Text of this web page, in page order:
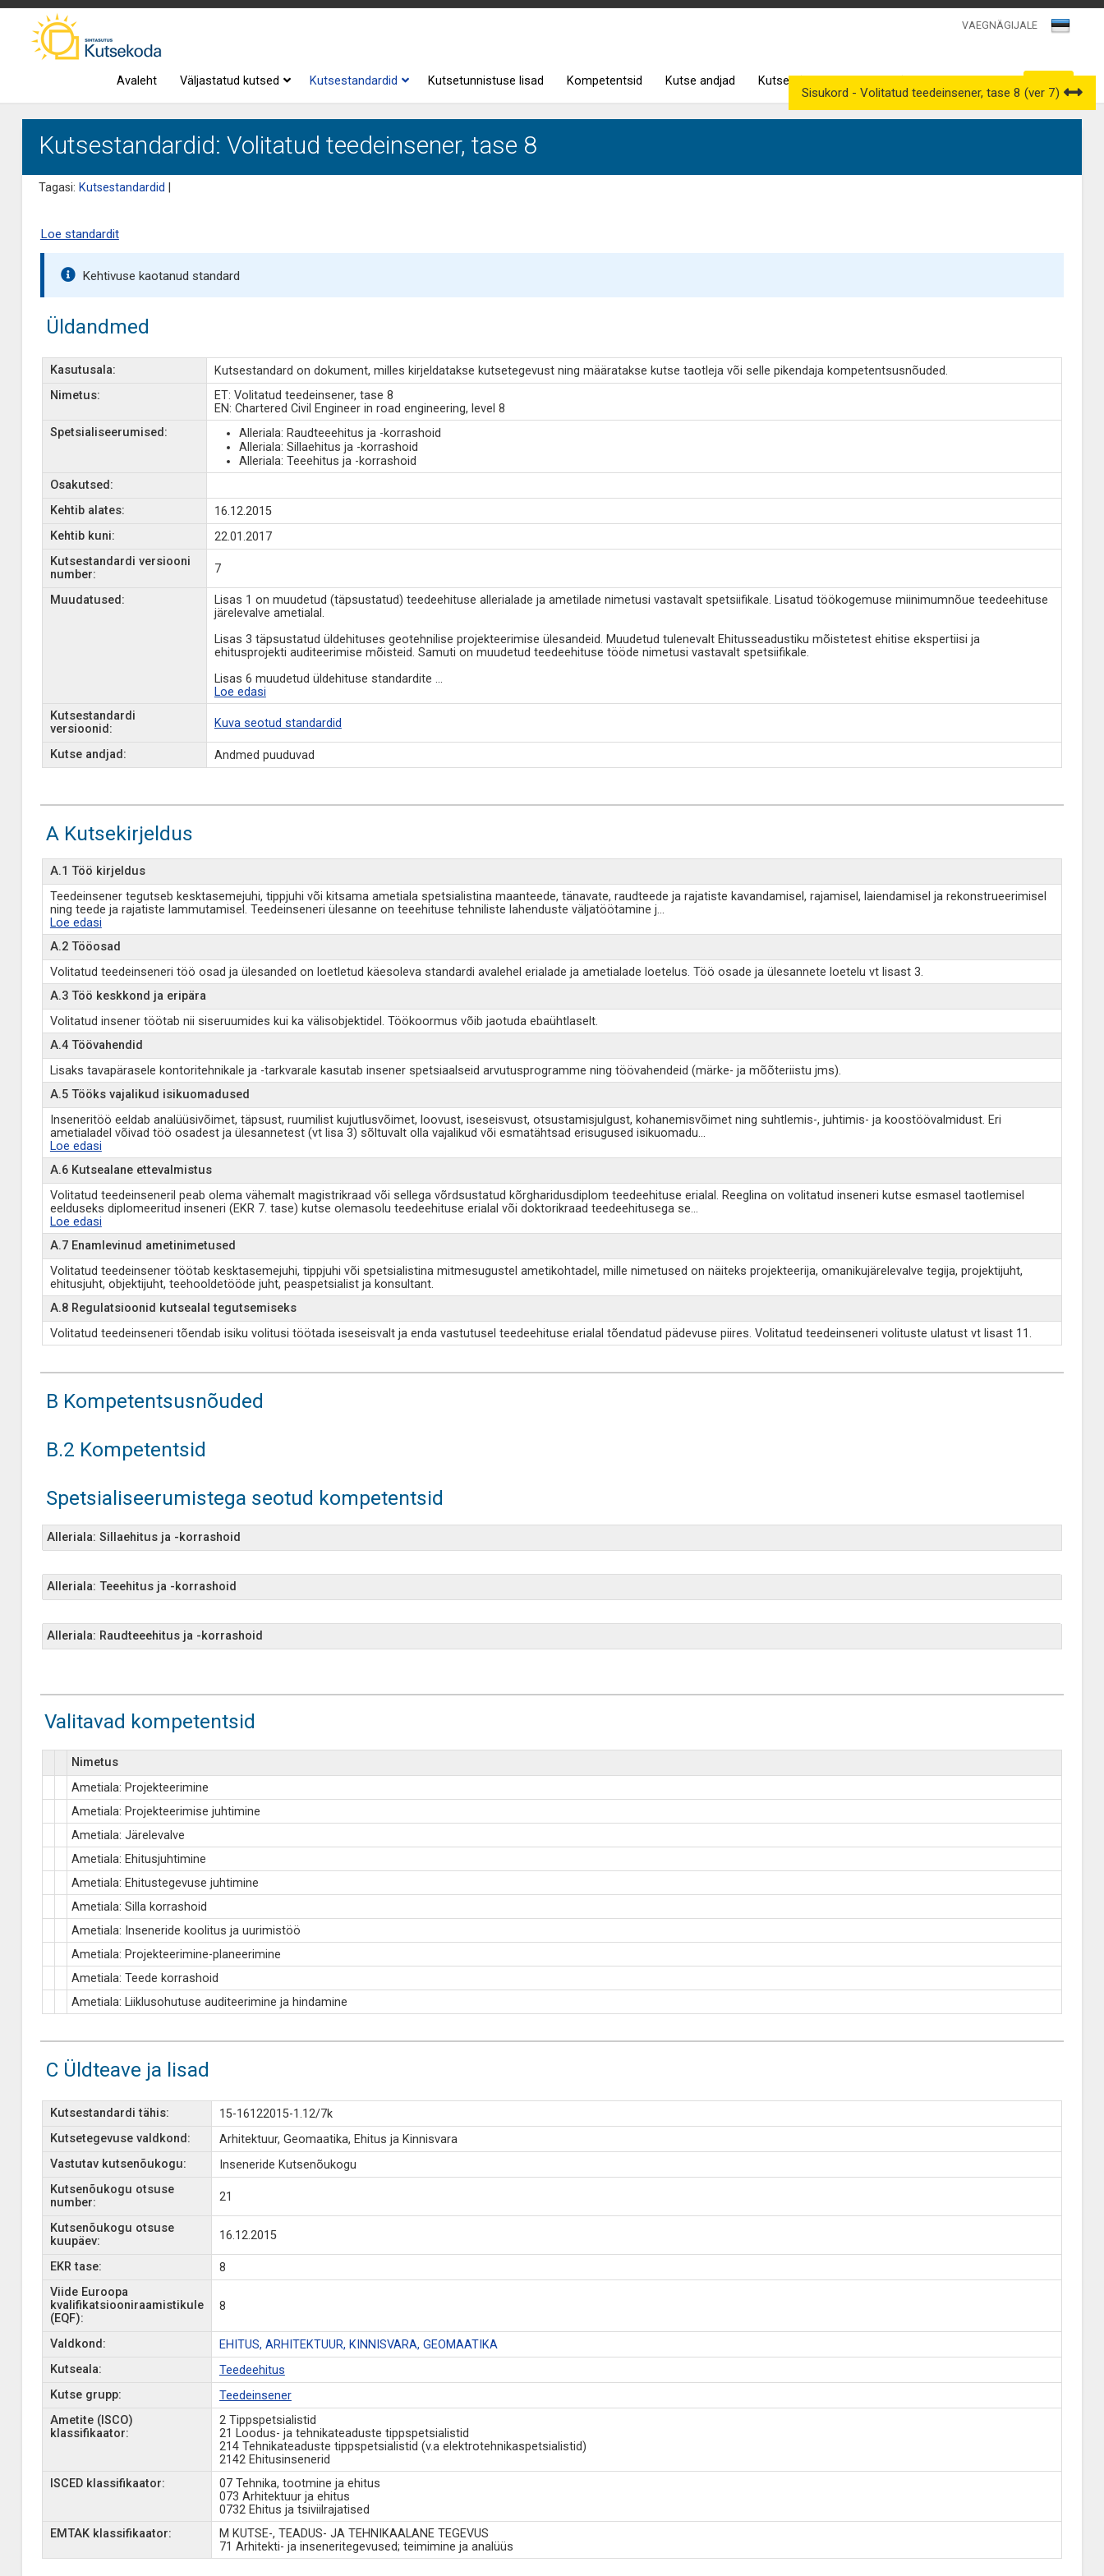
VAEGNÄGIJALE
Avaleht Väljastatud kutsed Kutsestandardid Kutsetunnistuse lisad Kompetentsid Kutse andjad Kutsenõukogud
Kutsestandardid: Volitatud teedeinsener, tase 8
Tagasi: Kutsestandardid
Sisukord - Volitatud teedeinsener, tase 8 (ver 7)
Loe standardit
Kehtivuse kaotanud standard
Üldandmed
Kasutusala:
Kutsestandard on dokument, milles kirjeldatakse kutsetegevust ning määratakse kutse taotleja või selle pikendaja kompetentsusnõuded.
Nimetus:
ET: Volitatud teedeinsener, tase 8
EN: Chartered Civil Engineer in road engineering, level 8
Spetsialiseerumised:
Alleriala: Raudteeehitus ja -korrashoid
Alleriala: Sillaehitus ja -korrashoid
Alleriala: Teeehitus ja -korrashoid
Osakutsed:
Kehtib alates:
16.12.2015
Kehtib kuni:
22.01.2017
Kutsestandardi versiooni
number:
7
Muudatused:
Lisas 1 on muudetud (täpsustatud) teedeehituse allerialade ja ametilade nimetusi vastavalt spetsiifikale. Lisatud töökogemuse miinimumnõue teedeehituse
järelevalve ametialal.
Lisas 3 täpsustatud üldehituses geotehnilise projekteerimise ülesandeid. Muudetud tulenevalt Ehitusseadustiku mõistetest ehitise ekspertiisi ja
ehitusprojekti auditeerimise mõisteid. Samuti on muudetud teedeehituse tööde nimetusi vastavalt spetsiifikale.
Lisas 6 muudetud üldehituse standardite ...
Loe edasi
Kutsestandardi
versioonid:
Kuva seotud standardid
Kutse andjad: Andmed puuduvad
A Kutsekirjeldus
A.1 Töö kirjeldus
Teedeinsener tegutseb kesktasemejuhi, tippjuhi või kitsama ametiala spetsialistina maanteede, tänavate, raudteede ja rajatiste kavandamisel, rajamisel, laiendamisel ja rekonstrueerimisel
ning teede ja rajatiste lammutamisel. Teedeinseneri ülesanne on teeehituse tehniliste lahenduste väljatöötamine j...
Loe edasi
A.2 Tööosad
Volitatud teedeinseneri töö osad ja ülesanded on loetletud käesoleva standardi avalehel erialade ja ametialade loetelus. Töö osade ja ülesannete loetelu vt lisast 3.
A.3 Töö keskkond ja eripära
Volitatud insener töötab nii siseruumides kui ka välisobjektidel. Töökoormus võib jaotuda ebaühtlaselt.
A.4 Töövahendid
Lisaks tavapärasele kontoritehnikale ja -tarkvarale kasutab insener spetsiaalseid arvutusprogramme ning töövahendeid (märke- ja mõõteriistu jms).
A.5 Tööks vajalikud isikuomadused
Inseneritöö eeldab analüüsivõimet, täpsust, ruumilist kujutlusvõimet, loovust, iseseisvust, otsustamisjulgust, kohanemisvõimet ning suhtlemis-, juhtimis- ja koostöövalmidust. Eri
ametialadel võivad töö osadest ja ülesannetest (vt lisa 3) sõltuvalt olla vajalikud või esmatähtsad erisugused isikuomadu...
Loe edasi
A.6 Kutsealane ettevalmistus
Volitatud teedeinseneril peab olema vähemalt magistrikraad või sellega võrdsustatud kõrgharidusdiplom teedeehituse erialal. Reeglina on volitatud inseneri kutse esmasel taotlemisel
eelduseks diplomeeritud inseneri (EKR 7. tase) kutse olemasolu teedeehituse erialal või doktorikraad teedeehitusega se...
Loe edasi
A.7 Enamlevinud ametinimetused
Volitatud teedeinsener töötab kesktasemejuhi, tippjuhi või spetsialistina mitmesugustel ametikohtadel, mille nimetused on näiteks projekteerija, omanikujärelevalve tegija, projektijuht,
ehitusjuht, objektijuht, teehooldetööde juht, peaspetsialist ja konsultant.
A.8 Regulatsioonid kutsealal tegutsemiseks
Volitatud teedeinseneri tõendab isiku volitusi töötada iseseisvalt ja enda vastutusel teedeehituse erialal tõendatud pädevuse piires. Volitatud teedeinseneri volituste ulatust vt lisast 11.
B Kompetentsusnõuded
B.2 Kompetentsid
Spetsialiseerumistega seotud kompetentsid
Alleriala: Sillaehitus ja -korrashoid
Alleriala: Teeehitus ja -korrashoid
Alleriala: Raudteeehitus ja -korrashoid
Valitavad kompetentsid
Nimetus
Ametiala: Projekteerimine
Ametiala: Projekteerimise juhtimine
Ametiala: Järelevalve
Ametiala: Ehitusjuhtimine
Ametiala: Ehitustegevuse juhtimine
Ametiala: Silla korrashoid
Ametiala: Inseneride koolitus ja uurimistöö
Ametiala: Projekteerimine-planeerimine
Ametiala: Teede korrashoid
Ametiala: Liiklusohutuse auditeerimine ja hindamine
C Üldteave ja lisad
Kutsestandardi tähis:
15-16122015-1.12/7k
Kutsetegevuse valdkond:
Arhitektuur, Geomaatika, Ehitus ja Kinnisvara
Vastutav kutsenõukogu:
Inseneride Kutsenõukogu
Kutsenõukogu otsuse
number:
21
Kutsenõukogu otsuse
kuupäev:
16.12.2015
EKR tase:
8
Viide Euroopa
kvalifikatsiooniraamistikule
(EQF):
8
Valdkond:
EHITUS, ARHITEKTUUR, KINNISVARA, GEOMAATIKA
Kutseala:
Teedeehitus
Kutse grupp:
Teedeinsener
Ametite (ISCO)
klassifikaator:
2 Tippspetsialistid
21 Loodus- ja tehnikateaduste tippspetsialistid
214 Tehnikateaduste tippspetsialistid (v.a elektrotehnikaspetsialistid)
2142 Ehitusinsenerid
ISCED klassifikaator:
07 Tehnika, tootmine ja ehitus
073 Arhitektuur ja ehitus
0732 Ehitus ja tsiviilrajatised
EMTAK klassifikaator:
M KUTSE-, TEADUS- JA TEHNIKAALANE TEGEVUS
71 Arhitekti- ja inseneritegevused; teimimine ja analüüs